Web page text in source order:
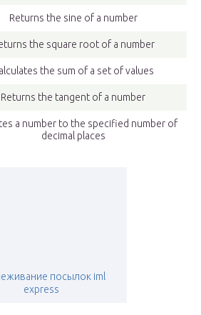
Returns the sine of a number
the square root of a number
the sum of a set of values
Returns the tangent of a number
a number to the specified number of
decimal places
посылок iml
express